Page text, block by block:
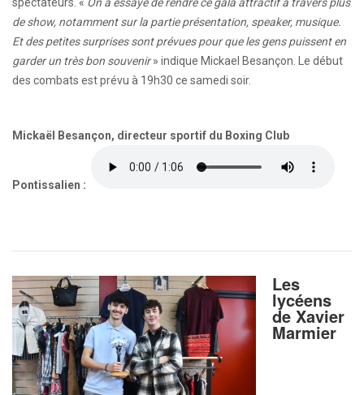
de show, notamment sur la partie présentation, speaker, musique.
Et des petites surprises sont prévues pour que les gens puissent en
garder un très bon souvenir» indique Mickael Besançon. Le début
des combats est prévu à 19h30 ce samedi soir.
Mickaël Besançon, directeur sportif du Boxing Club
Pontissalien :
Les
lycéens
de Xavier
Marmier